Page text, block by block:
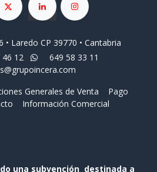
• Laredo CP 39770 • Cantabria
46 12
649 58 33 11
Generales de Venta
Pago
Información Comercial
una subvención destinada a